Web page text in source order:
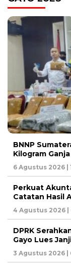
BNNP
Kilogram
6 Agustus 2026 |
Perkuat
Catatan Hasil
4 Agustus 2026 |
DPRK
Gayo Lues
3 Agustus 2026 |